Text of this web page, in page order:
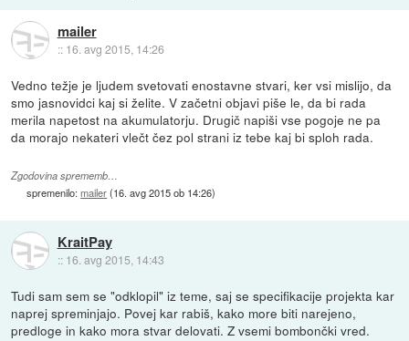
mailer
:: 16. avg 2015, 14:26
Vedno težje je ljudem svetovati enostavne stvari, ker vsi mislijo, da
smo jasnovidci kaj si želite. V začetni objavi piše le, da bi rada
merila napetost na akumulatorju. Drugič napiši vse pogoje ne pa
da morajo nekateri vlečt čez pol strani iz tebe kaj bi sploh rada.
Zgodovina sprememb…
spremenilo:mailer(16. avg 2015 ob 14:26)
KraitPay
:: 16. avg 2015, 14:43
Tudi sam sem se "odklopil" iz teme, saj se specifikacije projekta kar
naprej spreminjajo. Povej kar rabiš, kako more biti narejeno,
predloge in kako mora stvar delovati. Z vsemi bombončki vred.